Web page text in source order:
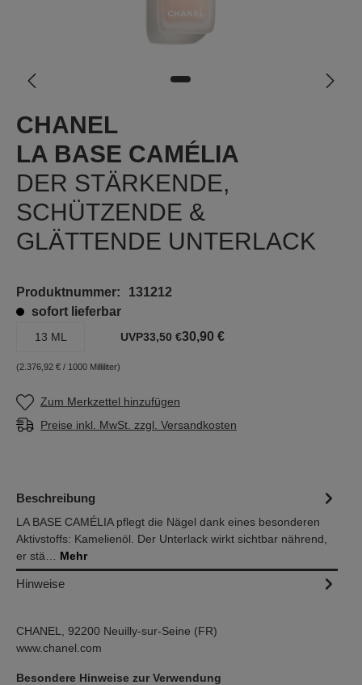
CHANEL
LA BASE CAMÉLIA
DER STÄRKENDE,
SCHÜTZENDE &
GLÄTTENDE UNTERLACK
Produktnummer:
131212
sofort lieferbar
13 ML
(2.376,92 € / 1000 Milliliter)
UVP33,50 €30,90 €
Zum Merkzettel hinzufügen
Preise inkl. MwSt. zzgl. Versandkosten
Beschreibung
LA BASE CAMÉLIA pflegt die Nägel dank eines besonderen
Aktivstoffs: Kamelienöl. Der Unterlack wirkt sichtbar nährend,
er stä… Mehr
Hinweise
CHANEL, 92200 Neuilly-sur-Seine (FR)
www.chanel.com
Besondere Hinweise zur Verwendung